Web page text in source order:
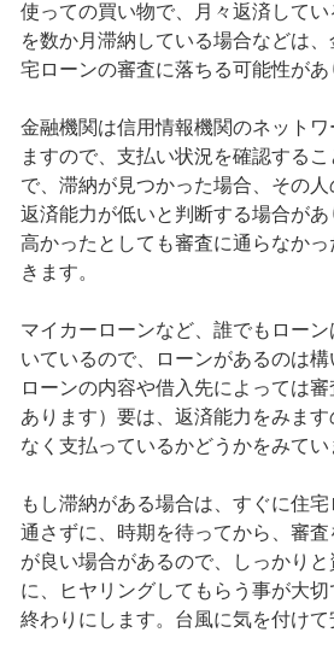
使っての買い物で、月々返済して
を数か月滞納している場合などは
宅ローンの審査に落ちる可能性があ
金融機関は信用情報機関のネット
ますので、支払い状況を確認する
で、滞納が見つかった場合、その人
返済能力が低いと判断する場合が
高かったとしても審査に通らなか
きます。
マイカーローンなど、誰でもロー
いているので、ローンがあるのは
ローンの内容や借入先によっては
あります）要は、返済能力をみま
なく支払っているかどうかをみてい
もし滞納がある場合は、すぐに住
通さずに、時期を待ってから、審
が良い場合があるので、しっかり
に、ヒヤリングしてもらう事が大
終わりにします。台風に気を付けて